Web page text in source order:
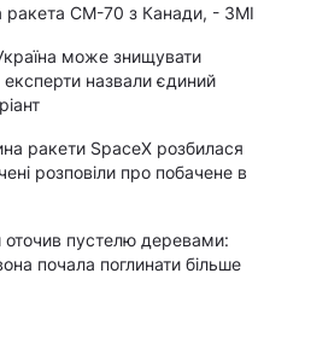
ракета CM-70 з Канади, - ЗМІ
може знищувати
назвали єдиний
ракети SpaceX розбилася
розповіли про побачене в
оточив пустелю деревами:
почала поглинати більше